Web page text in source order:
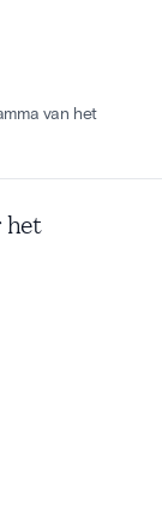
van het
het